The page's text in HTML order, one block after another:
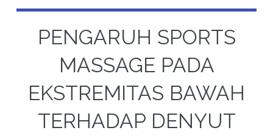
PENGARUH SPORTS
MASSAGE PADA
EKSTREMITAS BAWAH
TERHADAP DENYUT